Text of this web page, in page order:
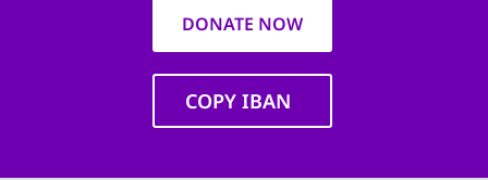
DONATE NOW
COPY IBAN